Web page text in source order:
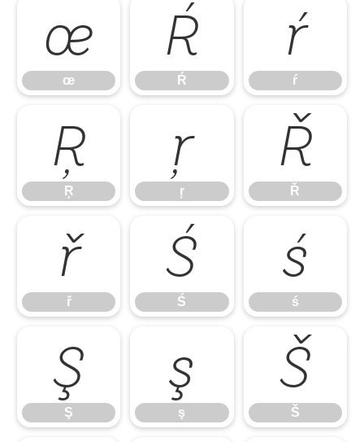
œ
œ
Ŕ
Ŕ
ŕ
ŕ
Ŗ
Ŗ
ŗ
ŗ
Ř
Ř
ř
ř
Ś
Ś
ś
ś
Ş
Ş
ş
ş
Š
Š